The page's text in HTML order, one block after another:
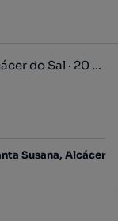
Lote para Construção de Moradia · Alcácer do Sal · 20 min da...
Susana, Alcácer